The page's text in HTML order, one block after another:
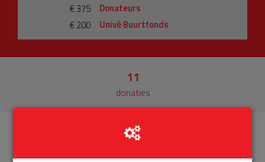
€ 375
Donateurs
€ 200
Univé Buurtfonds
11
donaties